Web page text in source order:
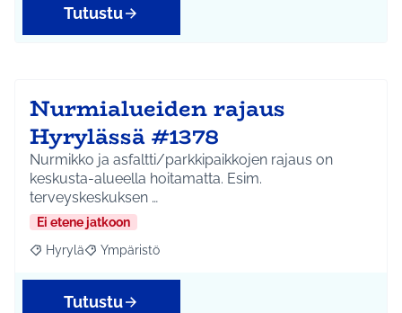
Tutustu
Nurmialueiden rajaus
Hyrylässä #1378
Nurmikko ja asfaltti/parkkipaikkojen rajaus on
keskusta-alueella hoitamatta. Esim.
terveyskeskuksen …
Ei etene jatkoon
Rajaa tulokset aihepiirin mukaan: Hyrylä
Hyrylä Rajaa tulokset teeman mukaan: Ympäristö
Ympäristö
Tutustu